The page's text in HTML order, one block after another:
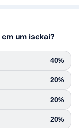
um isekai?
40%
20%
20%
20%